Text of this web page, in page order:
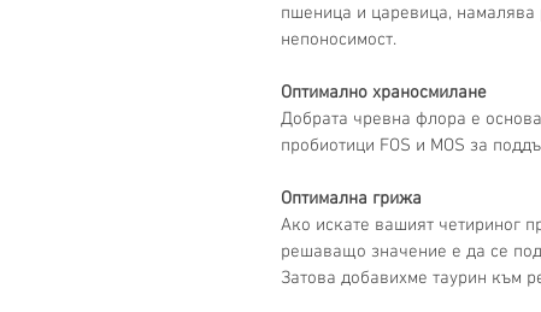
пшеница и царевица, намалява
непоносимост.
Оптимално храносмилане
Добрата чревна флора е
пробиотици FOS и MOS за
Оптимална грижа
Ако искате вашият четириног
решаващо значение е да се
Затова добавихме таурин към